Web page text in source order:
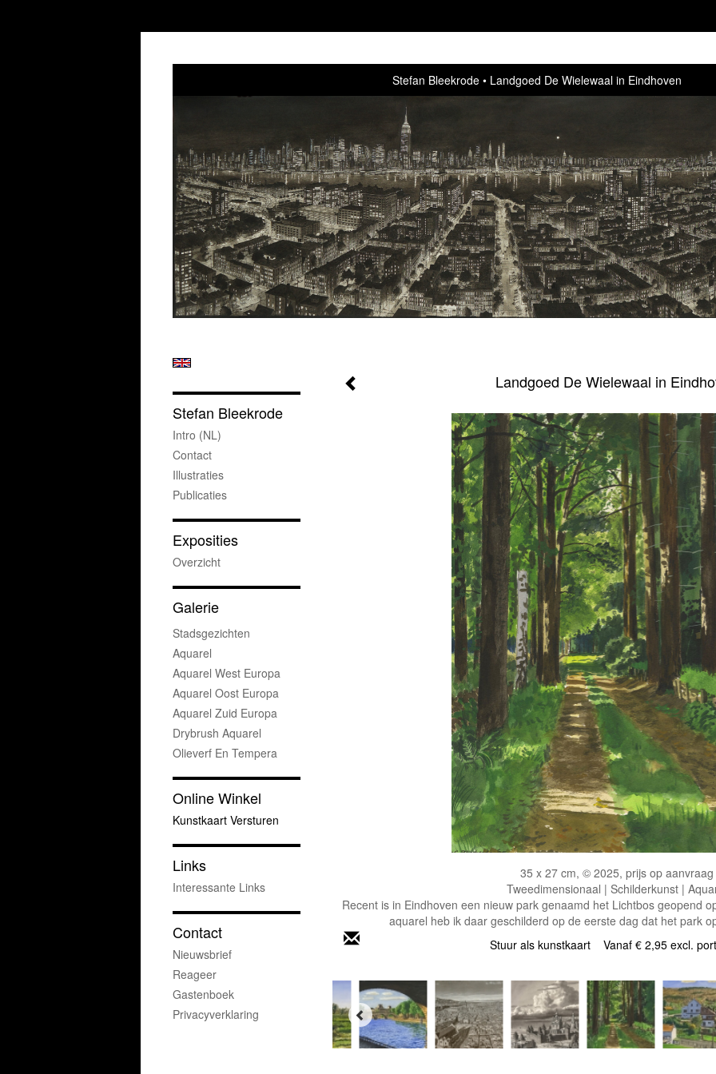
Stefan Bleekrode Landgoed De Wielewaal in Eindhoven
Landgoed De Wielewaal in
35 x 27 cm, © 2025, prijs op aanvraag
Tweedimensionaal | Schilderkunst |
Recent is in Eindhoven een nieuw park genaamd het Lichtbos geopend
aquarel heb ik daar geschilderd op de eerste dag dat het park
Stuur als kunstkaart Vanaf € 2,95 excl.
Stefan Bleekrode
Intro (NL)
Contact
Illustraties
Publicaties
Exposities
Overzicht
Galerie
Stadsgezichten
Aquarel
Aquarel West Europa
Aquarel Oost Europa
Aquarel Zuid Europa
Drybrush Aquarel
Olieverf En Tempera
Online Winkel
Kunstkaart Versturen
Links
Interessante Links
Contact
Nieuwsbrief
Reageer
Gastenboek
Privacyverklaring